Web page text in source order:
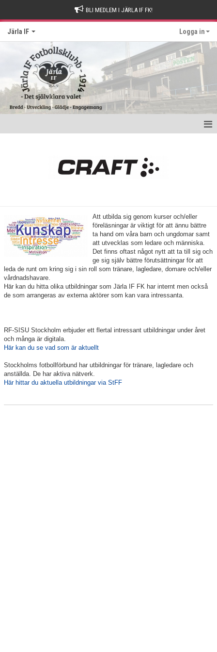
BLI MEDLEM I JÄRLA IF FK!
Järla IF Logga in
Nyheter
Verksamheten
Trygg förening
Vårdnadshavare
Utbildningar
Aktuella utbildningar
Att utbilda sig genom kurser och/eller
föreläsningar är viktigt för att ännu bättre
ta hand om våra barn och ungdomar samt
att utvecklas som ledare och människa.
Det finns oftast något nytt att ta till sig och
ge sig själv bättre förutsättningar för att
leda de runt om kring sig i sin roll som tränare, lagledare, domare och/eller
vårdnadshavare.
Här kan du hitta olika utbildningar som Järla IF FK har internt men också
de som arrangeras av externa aktörer som kan vara intressanta.
RF-SISU Stockholm erbjuder ett flertal intressant utbildningar under året
och många är digitala.
Här kan du se vad som är aktuellt
Stockholms fotbollförbund har utbildningar för tränare, lagledare och
anställda. De har aktiva nätverk.
Här hittar du aktuella utbildningar via StFF